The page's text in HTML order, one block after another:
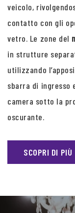
veicolo,
contatto con gli
vetro. Le zone del
in strutture
utilizzando
sbarra di ingresso
camera sotto la
oscurante.
SCOPRI DI PIÙ